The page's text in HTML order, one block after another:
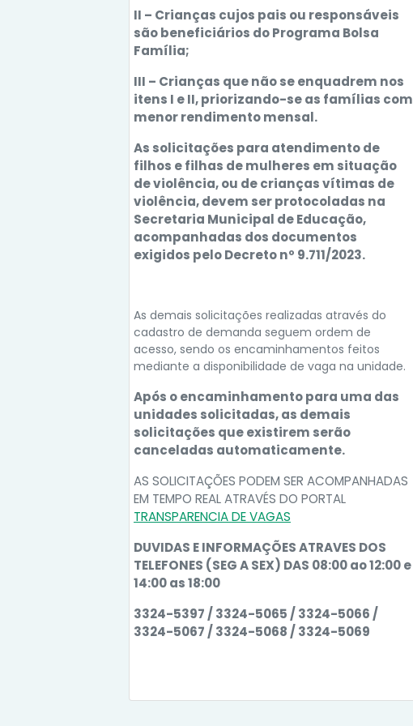
II – Crianças cujos pais ou responsáveis
são beneficiários do Programa Bolsa
Família;
III – Crianças que não se enquadrem nos
itens I e II, priorizando-se as famílias com
menor rendimento mensal.
As solicitações para atendimento de
filhos e filhas de mulheres em situação
de violência, ou de crianças vítimas de
violência, devem ser protocoladas na
Secretaria Municipal de Educação,
acompanhadas dos documentos
exigidos pelo Decreto nº 9.711/2023.
As demais solicitações realizadas através do
cadastro de demanda seguem ordem de
acesso, sendo os encaminhamentos feitos
mediante a disponibilidade de vaga na unidade.
Após o encaminhamento para uma das
unidades solicitadas, as demais
solicitações que existirem serão
canceladas automaticamente.
AS SOLICITAÇÕES PODEM SER ACOMPANHADAS
EM TEMPO REAL ATRAVÉS DO PORTAL
TRANSPARENCIA DE VAGAS
DUVIDAS E INFORMAÇÕES ATRAVES DOS
TELEFONES (SEG A SEX) DAS 08:00 ao 12:00 e
14:00 as 18:00
3324-5397 / 3324-5065 / 3324-5066 /
3324-5067 / 3324-5068 / 3324-5069